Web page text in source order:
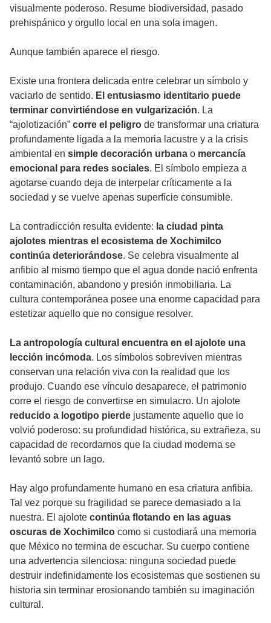
visualmente poderoso. Resume biodiversidad, pasado
prehispánico y orgullo local en una sola imagen.
Aunque también aparece el riesgo.
Existe una frontera delicada entre celebrar un símbolo y
vaciarlo de sentido. El entusiasmo identitario puede
terminar convirtiéndose en vulgarización. La
“ajolotización” corre el peligro de transformar una criatura
profundamente ligada a la memoria lacustre y a la crisis
ambiental en simple decoración urbana o mercancía
emocional para redes sociales. El símbolo empieza a
agotarse cuando deja de interpelar críticamente a la
sociedad y se vuelve apenas superficie consumible.
La contradicción resulta evidente: la ciudad pinta
ajolotes mientras el ecosistema de Xochimilco
continúa deteriorándose. Se celebra visualmente al
anfibio al mismo tiempo que el agua donde nació enfrenta
contaminación, abandono y presión inmobiliaria. La
cultura contemporánea posee una enorme capacidad para
estetizar aquello que no consigue resolver.
La antropología cultural encuentra en el ajolote una
lección incómoda. Los símbolos sobreviven mientras
conservan una relación viva con la realidad que los
produjo. Cuando ese vínculo desaparece, el patrimonio
corre el riesgo de convertirse en simulacro. Un ajolote
reducido a logotipo pierde justamente aquello que lo
volvió poderoso: su profundidad histórica, su extrañeza, su
capacidad de recordarnos que la ciudad moderna se
levantó sobre un lago.
Hay algo profundamente humano en esa criatura anfibia.
Tal vez porque su fragilidad se parece demasiado a la
nuestra. El ajolote continúa flotando en las aguas
oscuras de Xochimilco como si custodiará una memoria
que México no termina de escuchar. Su cuerpo contiene
una advertencia silenciosa: ninguna sociedad puede
destruir indefinidamente los ecosistemas que sostienen su
historia sin terminar erosionando también su imaginación
cultural.